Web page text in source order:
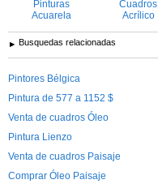
Pinturas
Acuarela
Cuadros
Acrílico
Busquedas relacionadas
Pintores Bélgica
Pintura de 577 a 1152 $
Venta de cuadros Óleo
Pintura Lienzo
Venta de cuadros Paisaje
Comprar Óleo Paisaje